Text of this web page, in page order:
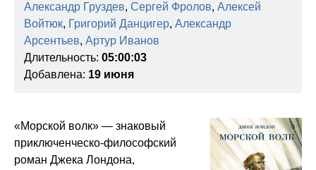
Александр Груздев, Сергей Фролов, Алексей
Войтюк, Григорий Данцигер, Александр
Арсентьев, Артур Иванов
Длительность: 05:00:03
Добавлена: 19 июня
«Морской волк» — знаковый
приключенческо-философский
роман Джека Лондона,